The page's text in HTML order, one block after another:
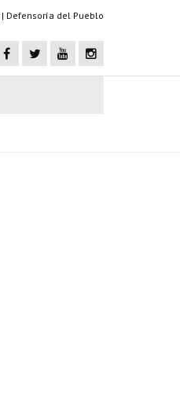
| Defensoría del Pueblo